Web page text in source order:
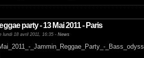
party - 13 Mai 2011 - Paris
lundi 18 avril 2011, 16:35 - News